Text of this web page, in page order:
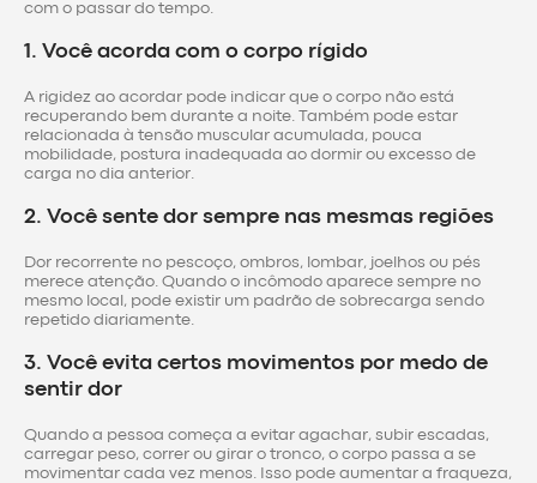
com o passar do tempo.
1. Você acorda com o corpo rígido
A rigidez ao acordar pode indicar que o corpo não está
recuperando bem durante a noite. Também pode estar
relacionada à tensão muscular acumulada, pouca
mobilidade, postura inadequada ao dormir ou excesso de
carga no dia anterior.
2. Você sente dor sempre nas mesmas regiões
Dor recorrente no pescoço, ombros, lombar, joelhos ou pés
merece atenção. Quando o incômodo aparece sempre no
mesmo local, pode existir um padrão de sobrecarga sendo
repetido diariamente.
3. Você evita certos movimentos por medo de
sentir dor
Quando a pessoa começa a evitar agachar, subir escadas,
carregar peso, correr ou girar o tronco, o corpo passa a se
movimentar cada vez menos. Isso pode aumentar a fraqueza,